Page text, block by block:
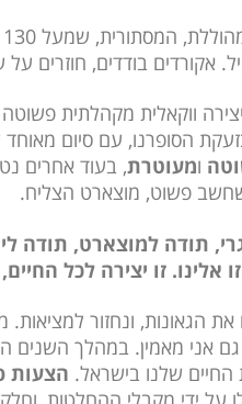
שמעל 130 שנים רבים ניסו לכתוב אותה לשווא, היא
אקורדים בודדים, חוזרים
ווקאלית מקהלתית
הסופרנו, עם סיום
ומעוטרת, בעוד אחרים
שחשב פשוט, מוצארט הצליח.
תודה למוצארט, תודה
אלינו. זו יצירה לכל
את הגאונות, ונחזור
גם אני מאמין. במהלך
שלנו בישראל. הצעות